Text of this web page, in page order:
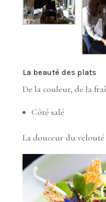
La beauté des plats
De la couleur, de la
Côté salé
La douceur du velouté